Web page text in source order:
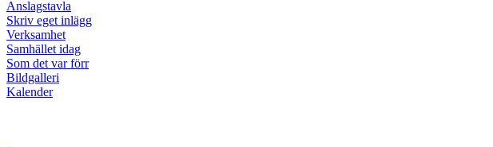
Anslagstavla
Skriv eget inlägg
Verksamhet
Samhället idag
Som det var förr
Bildgalleri
Kalender